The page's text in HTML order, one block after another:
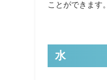
ことができます。
水